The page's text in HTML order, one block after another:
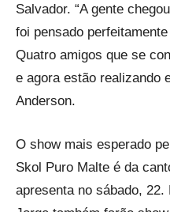
Salvador. “A gente
foi pensado
Quatro amigos que se
e agora estão realizando
Anderson.
O show mais esperado
Skol Puro Malte é da
apresenta no sábado,